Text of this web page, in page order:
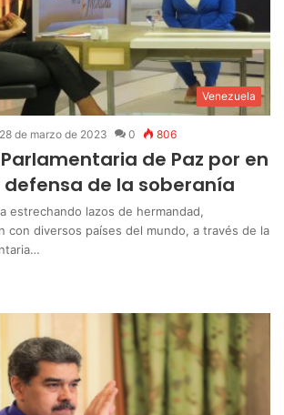
Venezuela
28 de marzo de 2023 0 806
de Paz por en
de la soberanía
estrechando lazos de hermandad,
con diversos países del mundo, a través de la